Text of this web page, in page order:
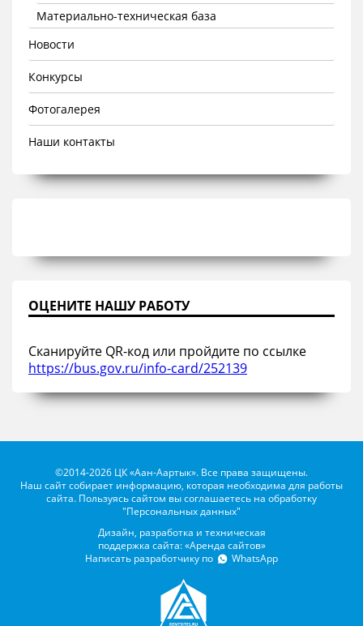
Материально-техническая база
Новости
Конкурсы
Фотогалерея
Наши контакты
ОЦЕНИТЕ НАШУ РАБОТУ
Сканируйте QR-код или пройдите по ссылке
https://bus.gov.ru/info-card/252139
©2014-2026 ЦК «Аан-Аартык». Все права защищены.
Наш сайт собирает информацию, которая необходима для работы
сайта. Пользуясь сайтом вы соглашаетесь на обработку
"Персональных данных"
Дизайн, разработка и техническая
поддержка сайта: «Аренда сайтов»
Написать разработчику по
WhatsApp